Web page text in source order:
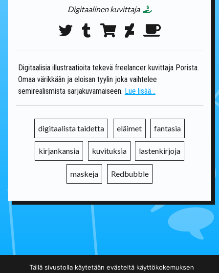
Digitaalinen kuvittaja
Digitaalisia illustraatioita tekevä freelancer kuvittaja Porista.
Omaa värikkään ja eloisan tyylin joka vaihtelee
semirealismista sarjakuvamaiseen. Lue lisää...
digitaalista taidetta eläimet fantasia
kirjankansia kuvituksia lastenkirjoja
maskeja Redbubble
Tällä sivustolla käytetään evästeitä käyttökokemuksen